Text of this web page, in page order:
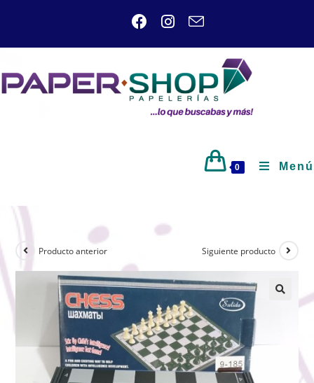
0 Menú
Producto anterior Siguiente producto